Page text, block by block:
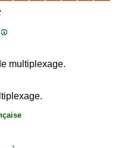
multiplexage.